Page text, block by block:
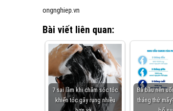
ongnghiep.vn
Bài viết liên quan:
7 sai lầm khi chăm sóc tóc
khiến tóc gãy rụng nhiều
Bà bầu nên
tháng thứ